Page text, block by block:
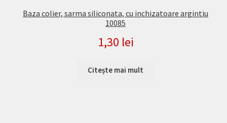
Baza colier, sarma siliconata, cu inchizatoare argintiu
10085
1,30 lei
Citește mai mult